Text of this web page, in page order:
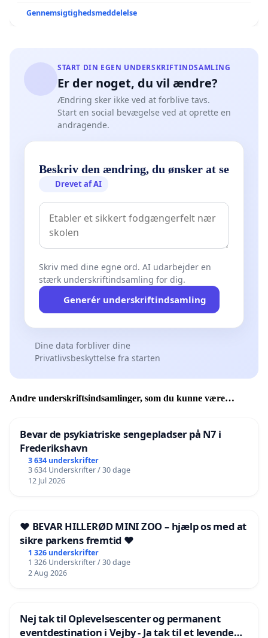
Gennemsigtighedsmeddelelse
START DIN EGEN UNDERSKRIFTINDSAMLING
Er der noget, du vil ændre?
Ændring sker ikke ved at forblive tavs.
Start en social bevægelse ved at oprette en
andragende.
Beskriv den ændring, du ønsker at se
Drevet af AI
Skriv med dine egne ord. AI udarbejder en
stærk underskriftindsamling for dig.
Generér underskriftindsamling
Dine data forbliver dine
Privatlivsbeskyttelse fra starten
Andre underskriftsindsamlinger, som du kunne være
Bevar de psykiatriske sengepladser på N7 i
Frederikshavn
3 634 underskrifter
3 634 Underskrifter / 30 dage
12 Jul 2026
❤️ BEVAR HILLERØD MINI ZOO – hjælp os med at
sikre parkens fremtid ❤️
1 326 underskrifter
1 326 Underskrifter / 30 dage
2 Aug 2026
Nej tak til Oplevelsescenter og permanent
eventdestination i Vejby - Ja tak til et levende